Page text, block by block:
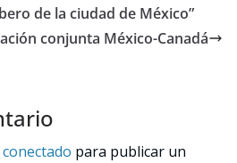
de la ciudad de México”
conjunta México-Canadá
conectado para publicar un